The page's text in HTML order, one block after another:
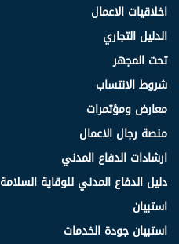
اخلاقيات الاعمال
الدليل التجاري
تحت المجهر
شروط الانتساب
معارض ومؤتمرات
منصة رجال الاعمال
ارشادات الدفاع المدني
دليل الدفاع المدني للوقاية السلامة
استبيان
استبيان جودة الخدمات